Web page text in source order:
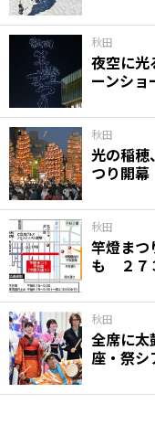
秋田
夜空に光
ーンショ
秋田
光の稲
つり開幕
秋田
竿燈まつ
も ２７
秋田
全席に
座・祭シ